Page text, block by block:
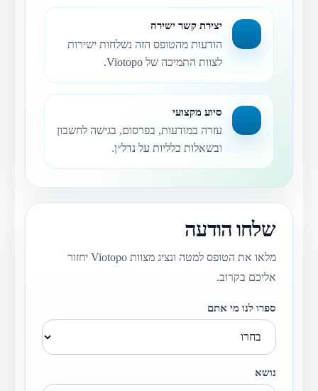
יצירת קשר ישירה
הודעות מהטופס הזה נשלחות ישירות
לצוות התמיכה של Viotopo.
סיוע מקצועי
עזרה במודעות, בפרסום, בגישה לחשבון
ובשאלות כלליות על נדל״ן.
שלחו הודעה
מלאו את הטופס למטה ונציג מצוות Viotopo יחזור
אליכם בקרוב.
ספרו לנו מי אתם
נושא